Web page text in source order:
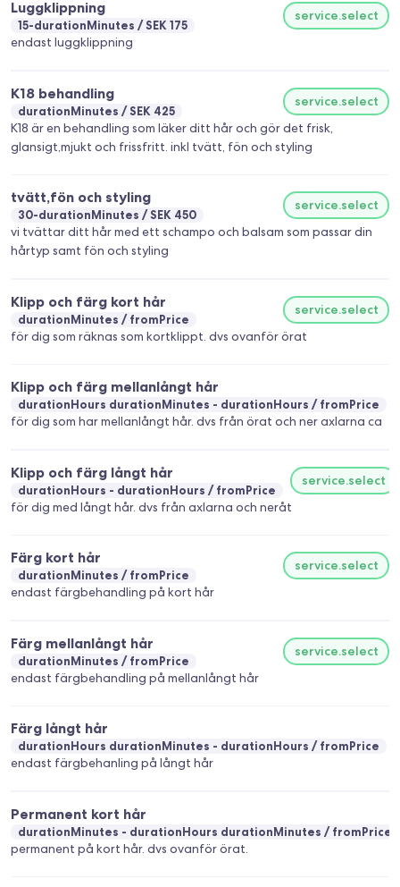
Luggklippning
15-durationMinutes SEK 175
service.select
endast luggklippning
K18 behandling
durationMinutes SEK 425
service.select
K18 är en behandling som läker ditt hår och gör det frisk,
glansigt,mjukt och frissfritt. inkl tvätt, fön och styling
tvätt,fön och styling
30-durationMinutes SEK 450
service.select
vi tvättar ditt hår med ett schampo och balsam som passar din
hårtyp samt fön och styling
Klipp och färg kort hår
durationMinutes fromPrice
service.select
för dig som räknas som kortklippt. dvs ovanför örat
Klipp och färg mellanlångt hår
durationHours durationMinutes - durationHours fromPrice
för dig som har mellanlångt hår. dvs från örat och ner axlarna ca
Klipp och färg långt hår
durationHours - durationHours fromPrice
service.select
för dig med långt hår. dvs från axlarna och neråt
Färg kort hår
durationMinutes fromPrice
service.select
endast färgbehandling på kort hår
Färg mellanlångt hår
durationMinutes fromPrice
service.select
endast färgbehandling på mellanlångt hår
Färg långt hår
durationHours durationMinutes - durationHours fromPrice
endast färgbehanling på långt hår
Permanent kort hår
durationMinutes - durationHours durationMinutes fromPrice
permanent på kort hår. dvs ovanför örat.